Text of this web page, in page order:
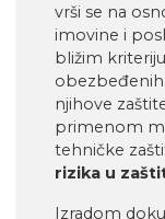
vrši se na
imovine i
bližim
obezbeđenih
njihove
primenom
tehničke
rizika u
Izradom